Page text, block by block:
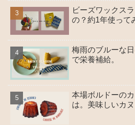
ビーズワックス
の？約1年使って
梅雨のブルーな
で栄養補給。
本場ボルドーの
は。美味しいカヌ